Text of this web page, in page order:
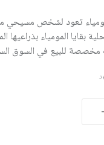
تعود لشخص مسيحي
بقايا المومياء
مخصصة للبيع في السوق